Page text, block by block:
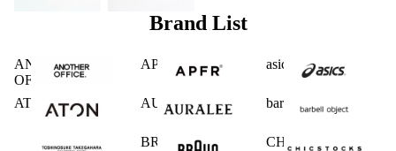
Brand List
ANOTHER
OFFICE
APFR asics
ATON AURALEE barbell object
BRAUN CHICSTOCKS